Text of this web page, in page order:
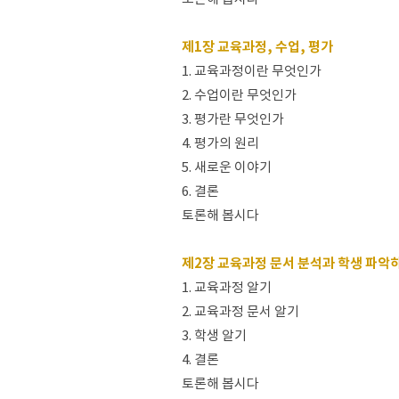
제1장 교육과정, 수업, 평가
1. 교육과정이란 무엇인가
2. 수업이란 무엇인가
3. 평가란 무엇인가
4. 평가의 원리
5. 새로운 이야기
6. 결론
토론해 봅시다
제2장 교육과정 문서 분석과 학생 파악
1. 교육과정 알기
2. 교육과정 문서 알기
3. 학생 알기
4. 결론
토론해 봅시다